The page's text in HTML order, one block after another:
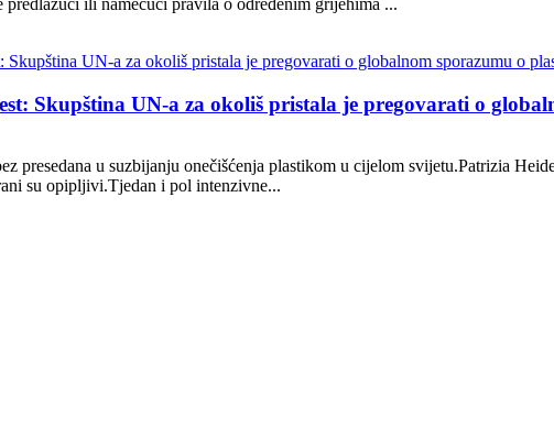
predlažući ili namećući pravila o određenim grijehima ...
Skupština UN-a za okoliš pristala je pregovarati o
presedana u suzbijanju onečišćenja plastikom u cijelom svijetu.Patrizia
su opipljivi.Tjedan i pol intenzivne...